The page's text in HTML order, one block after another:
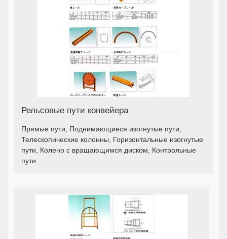
Рельсовые пути конвейера
Прямые пути, Поднимающиеся изогнутые пути,
Телескопические колонны, Горизонтальные изогнутые
пути, Колено с вращающимся диском, Контрольные
пути.